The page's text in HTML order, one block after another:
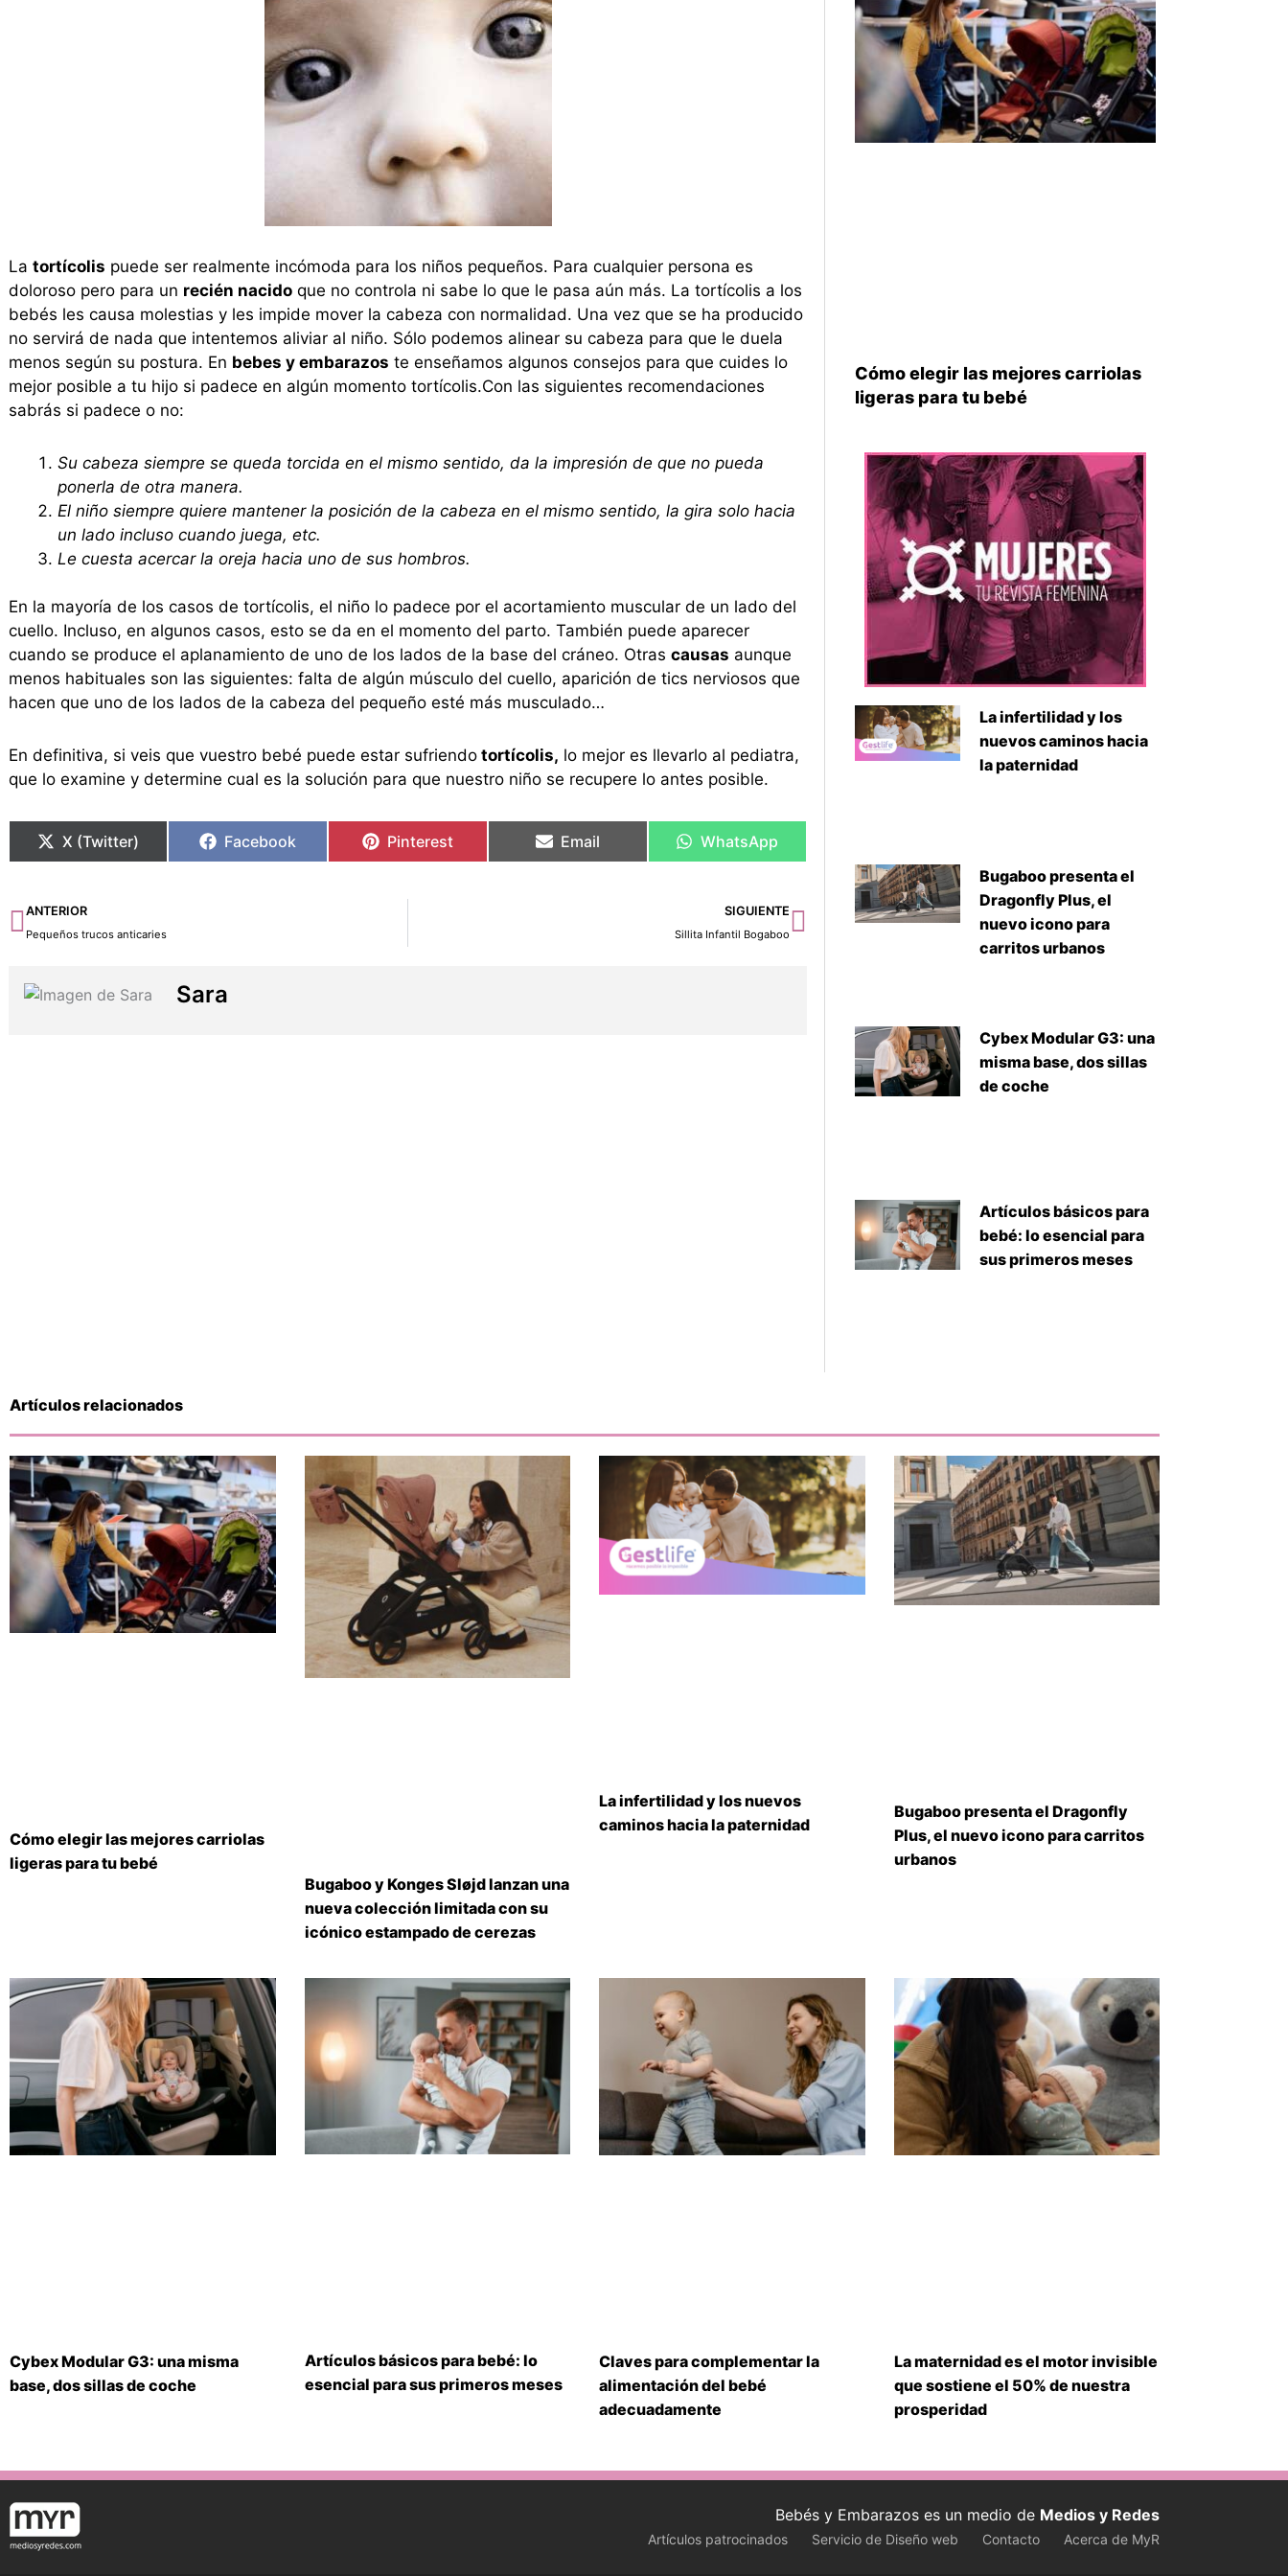
La tortícolis puede ser realmente incómoda para los niños pequeños. Para cualquier persona es
doloroso pero para un recién nacidoque no controla ni sabe lo que le pasa aún más. La tortícolis a los
bebés les causa molestias y les impide mover la cabeza con normalidad. Una vez que se ha producido
no servirá de nada que intentemos aliviar al niño. Sólo podemos alinear su cabeza para que le duela
menos según su postura. En bebes y embarazos te enseñamos algunos consejos para que cuides lo
mejor posible a tu hijo si padece en algún momento tortícolis.Con las siguientes recomendaciones
sabrás si padece o no:
Su cabeza siempre se queda torcida en el mismo sentido, da la impresión de que no pueda
ponerla de otra manera.
El niño siempre quiere mantener la posición de la cabeza en el mismo sentido, la gira solo hacia
un lado incluso cuando juega, etc.
Le cuesta acercar la oreja hacia uno de sus hombros.
En la mayoría de los casos de tortícolis, el niño lo padece por el acortamiento muscular de un lado del
cuello. Incluso, en algunos casos, esto se da en el momento del parto. También puede aparecer
cuando se produce el aplanamiento de uno de los lados de la base del cráneo. Otras causas aunque
menos habituales son las siguientes: falta de algún músculo del cuello, aparición de tics nerviosos que
hacen que uno de los lados de la cabeza del pequeño esté más musculado…
En definitiva, si veis que vuestro bebé puede estar sufriendotortícolis, lo mejor es llevarlo al pediatra,
que lo examine y determine cual es la solución para que nuestro niño se recupere lo antes posible.
X (Twitter) Facebook Pinterest Email WhatsApp
Ant
ANTERIOR
Pequeños trucos anticaries
SIGUIENTE
Sillita Infantil Bogaboo
Siguiente
Sara
Cómo elegir las mejores carriolas
ligeras para tu bebé
La infertilidad y los
nuevos caminos hacia
la paternidad
Bugaboo presenta el
Dragonfly Plus, el
nuevo icono para
carritos urbanos
Cybex Modular G3: una
misma base, dos sillas
de coche
Artículos básicos para
bebé: lo esencial para
sus primeros meses
Artículos relacionados
Cómo elegir las mejores carriolas
ligeras para tu bebé
Bugaboo y Konges Sløjd lanzan una
nueva colección limitada con su
icónico estampado de cerezas
La infertilidad y los nuevos
caminos hacia la paternidad
Bugaboo presenta el Dragonfly
Plus, el nuevo icono para carritos
urbanos
Cybex Modular G3: una misma
base, dos sillas de coche
Artículos básicos para bebé: lo
esencial para sus primeros meses
Claves para complementar la
alimentación del bebé
adecuadamente
La maternidad es el motor invisible
que sostiene el 50% de nuestra
prosperidad
Bebés y Embarazos es un medio de Medios y Redes
Artículos patrocinados Servicio de Diseño web Contacto Acerca de MyR